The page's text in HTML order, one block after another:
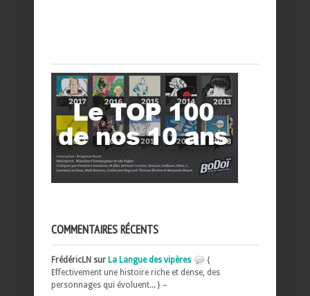
COMMENTAIRES RÉCENTS
FrédéricLN sur La Langue des vipères
{
Effectivement une histoire riche et dense, des
personnages qui évoluent... } –